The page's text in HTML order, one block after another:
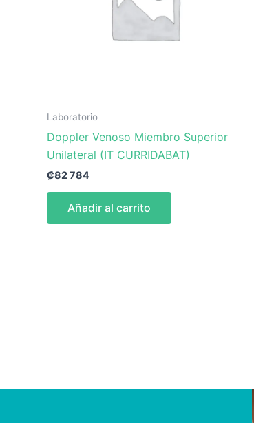
Laboratorio
Doppler Venoso Miembro Superior
Unilateral (IT CURRIDABAT)
₡82 784
Añadir al carrito